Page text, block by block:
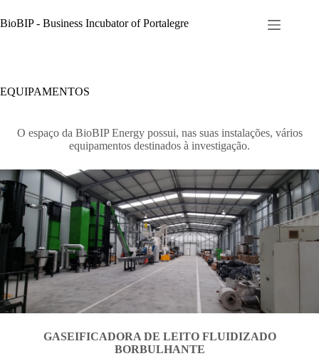
para
o
BioBIP - Business Incubator of Portalegre
EQUIPAMENTOS
O espaço da BioBIP Energy possui, nas suas instalações, vários
equipamentos destinados à investigação.
GASEIFICADORA DE LEITO FLUIDIZADO
BORBULHANTE